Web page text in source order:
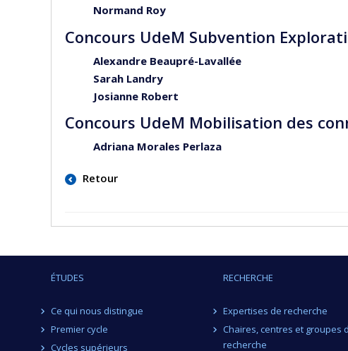
Normand Roy
Concours UdeM Subvention
Alexandre Beaupré-Lavallée
Sarah Landry
Josianne Robert
Concours UdeM Mobilisation des
Adriana Morales Perlaza
Retour
ÉTUDES
Ce qui nous distingue
Premier cycle
Cycles supérieurs
RECHERCHE
Expertises de recherche
Chaires, centres et groupes
recherche